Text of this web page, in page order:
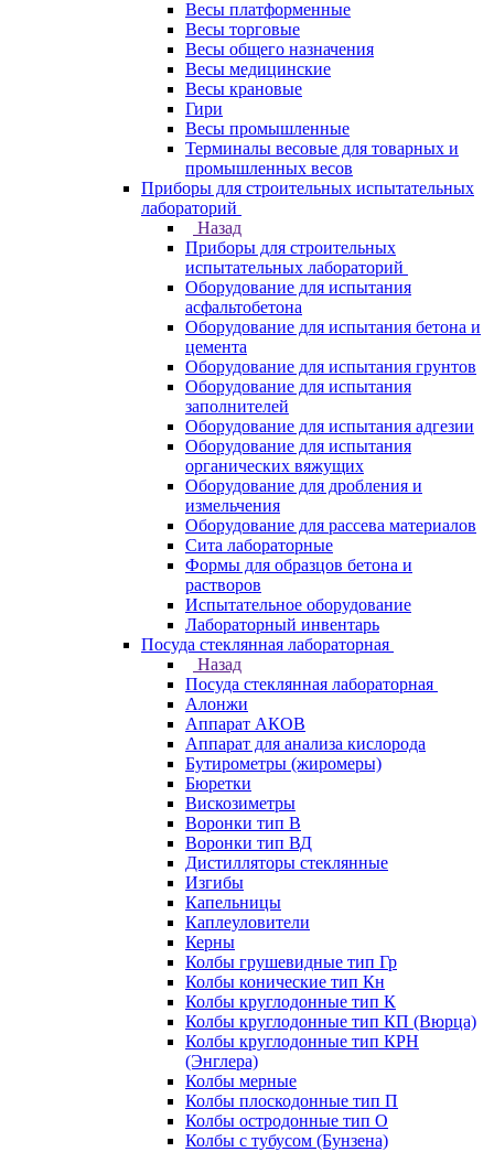
Весы платформенные
Весы торговые
Весы общего назначения
Весы медицинские
Весы крановые
Гири
Весы промышленные
Терминалы весовые для товарных и
промышленных весов
Приборы для строительных испытательных
лабораторий
Назад
Приборы для строительных
испытательных лабораторий
Оборудование для испытания
асфальтобетона
Оборудование для испытания бетона и
цемента
Оборудование для испытания грунтов
Оборудование для испытания
заполнителей
Оборудование для испытания адгезии
Оборудование для испытания
органических вяжущих
Оборудование для дробления и
измельчения
Оборудование для рассева материалов
Сита лабораторные
Формы для образцов бетона и
растворов
Испытательное оборудование
Лабораторный инвентарь
Посуда стеклянная лабораторная
Назад
Посуда стеклянная лабораторная
Алонжи
Аппарат АКОВ
Аппарат для анализа кислорода
Бутирометры (жиромеры)
Бюретки
Вискозиметры
Воронки тип В
Воронки тип ВД
Дистилляторы стеклянные
Изгибы
Капельницы
Каплеуловители
Керны
Колбы грушевидные тип Гр
Колбы конические тип Кн
Колбы круглодонные тип К
Колбы круглодонные тип КП (Вюрца)
Колбы круглодонные тип КРН
(Энглера)
Колбы мерные
Колбы плоскодонные тип П
Колбы остродонные тип О
Колбы с тубусом (Бунзена)